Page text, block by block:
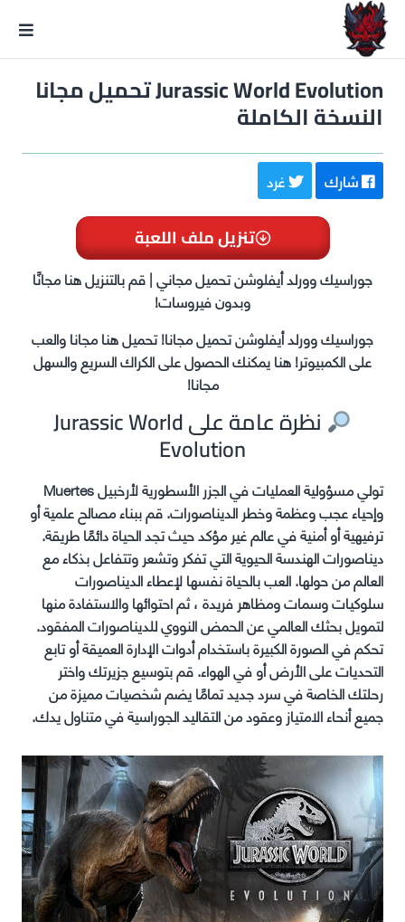
Jurassic World Evolution تحميل مجانا
النسخة الكاملة
شارك غرد
تنزيل ملف اللعبة
جوراسيك وورلد أيفلوشن تحميل مجاني | قم بالتنزيل هنا مجانًا
وبدون فيروسات!
جوراسيك وورلد أيفلوشن تحميل مجانا! تحميل هنا مجانا والعب
على الكمبيوتر! هنا يمكنك الحصول على الكراك السريع والسهل
مجانا!
نظرة عامة على Jurassic World
Evolution
تولي مسؤولية العمليات في الجزر الأسطورية لأرخبيل Muertes
وإحياء عجب وعظمة وخطر الديناصورات. قم ببناء مصالح علمية أو
ترفيهية أو أمنية في عالم غير مؤكد حيث تجد الحياة دائمًا طريقة.
ديناصورات الهندسة الحيوية التي تفكر وتشعر وتتفاعل بذكاء مع
العالم من حولها. العب بالحياة نفسها لإعطاء الديناصورات
سلوكيات وسمات ومظاهر فريدة ، ثم احتوائها والاستفادة منها
لتمويل بحثك العالمي عن الحمض النووي للديناصورات المفقود.
تحكم في الصورة الكبيرة باستخدام أدوات الإدارة العميقة أو تابع
التحديات على الأرض أو في الهواء. قم بتوسيع جزيرتك واختر
رحلتك الخاصة في سرد جديد تمامًا يضم شخصيات مميزة من
جميع أنحاء الامتياز وعقود من التقاليد الجوراسية في متناول يدك.